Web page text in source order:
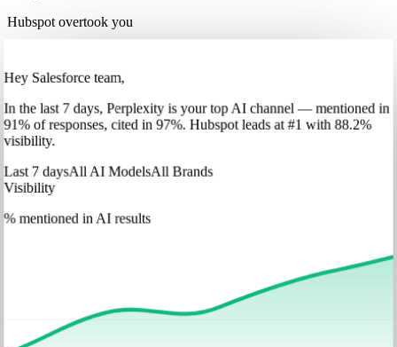
Hubspot overtook you
Hey Salesforce team,
Inthe last 7 days, Perplexityis your top AI channel — mentioned in
91% of responses, cited in 97%. Hubspotleads at #1 with 88.2%
visibility.
Last 7 daysAll AI ModelsAll Brands
Visibility
% mentioned in AI results